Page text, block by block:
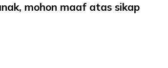
mohon maaf atas sikap